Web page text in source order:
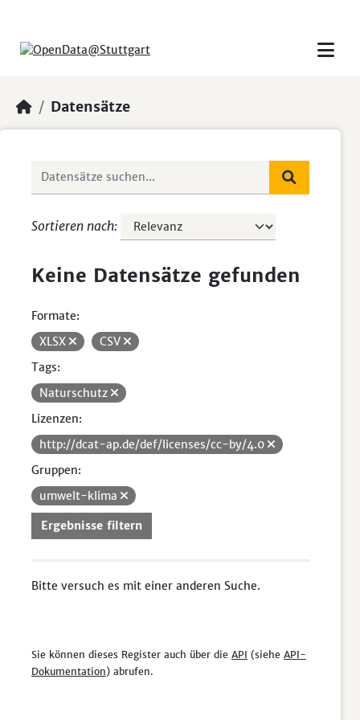
Datensätze
Sortieren nach
Keine Datensätze gefunden
Formate:
XLSX
CSV
Tags:
Naturschutz
Lizenzen:
http://dcat-ap.de/def/licenses/cc-by/4.0
Gruppen:
umwelt-klima
Ergebnisse filtern
Bitte versuch es mit einer anderen Suche.
Sie können dieses Register auch über die API (siehe API-
Dokumentation) abrufen.